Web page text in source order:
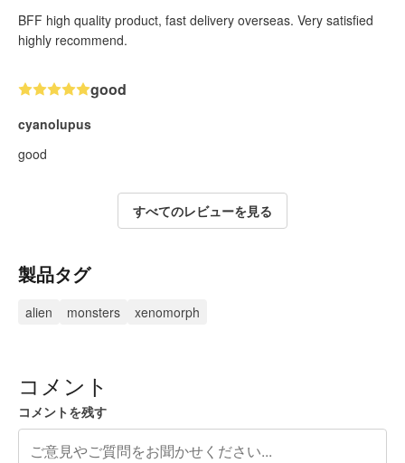
BFF high quality product, fast delivery overseas. Very satisfied
highly recommend.
good
cyanolupus
good
すべてのレビューを見る
製品タグ
alien monsters xenomorph
コメント
コメントを残す